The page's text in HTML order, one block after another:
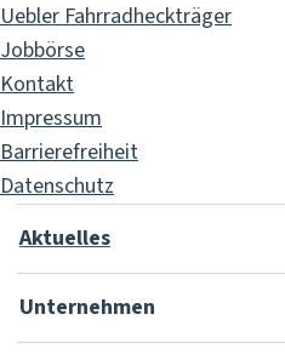
Uebler Fahrradheckträger
Jobbörse
Kontakt
Impressum
Barrierefreiheit
Datenschutz
Aktuelles
Unternehmen